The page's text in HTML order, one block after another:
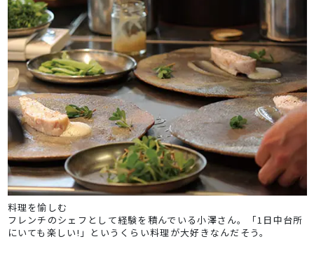
料理を愉しむ
フレンチのシェフとして経験を積んでいる小澤さん。「1日中台所
にいても楽しい!」というくらい料理が大好きなんだそう。